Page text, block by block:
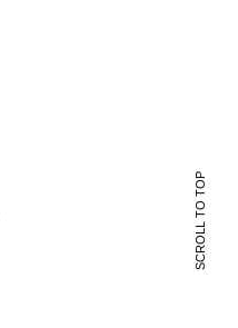
SCROLL TO TOP